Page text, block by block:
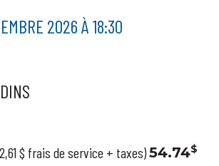
2026 À 18:30
$ frais de service + taxes)54.74$